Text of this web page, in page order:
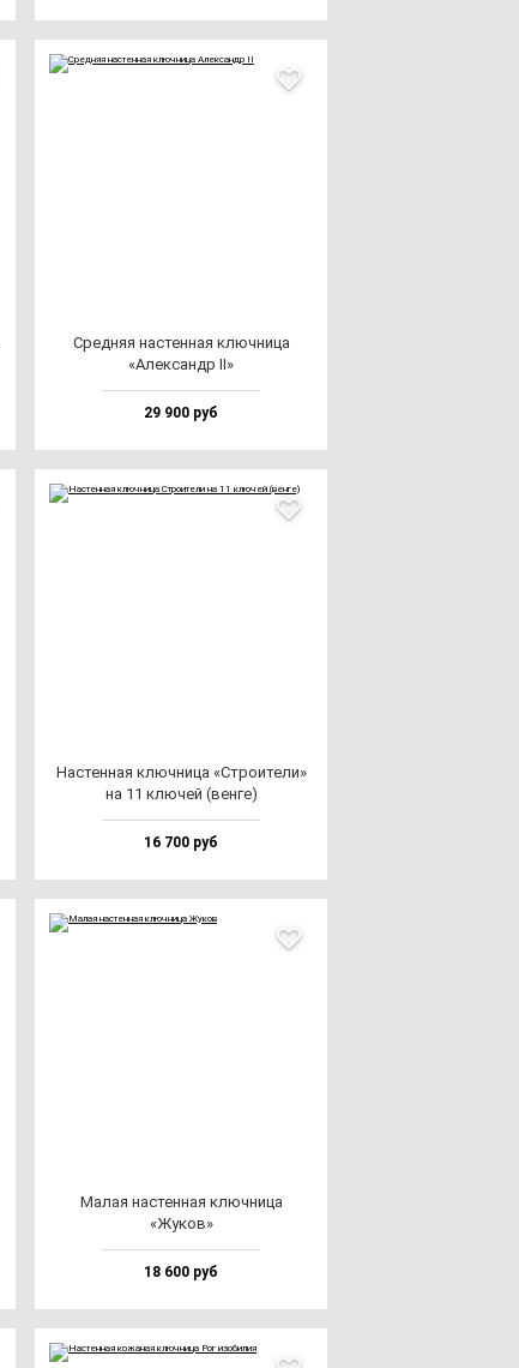
Сред­няя нас­тен­ная ключ­ни­ца
«Алек­сандр II»
29 900 руб
Нас­тен­ная ключ­ни­ца «Стро­ите­ли»
на 11 клю­чей (вен­ге)
16 700 руб
Малая нас­тен­ная ключ­ни­ца
«Жуков»
18 600 руб